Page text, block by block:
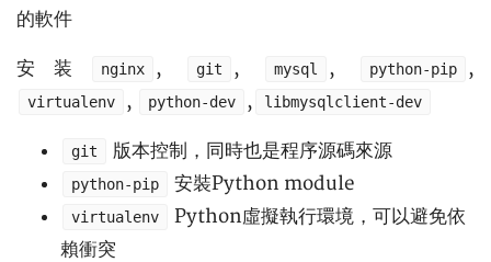
的軟件
安装 nginx , git , mysql , python-pip ,
virtualenv , python-dev , libmysqlclient-dev
git 版本控制，同時也是程序源碼來源
python-pip 安裝Python module
virtualenv
Python虛擬執行環境，可以避免依
賴衝突